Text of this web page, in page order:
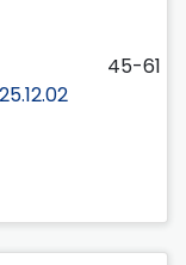
45-61